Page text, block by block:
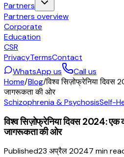
Partners
Partners overview
Corporate
Education
CSR
PrivacyTermsContact
WhatsApp us
Call us
Home/Blog/विश्व सिज़ोफ्रेनिया दिवस
जागरूकता की ओर
Schizophrenia & PsychosisSelf-
विश्व सिज़ोफ्रेनिया दिवस 2024: एक
जागरूकता की ओर
Published23 अप्रैल 20247 min